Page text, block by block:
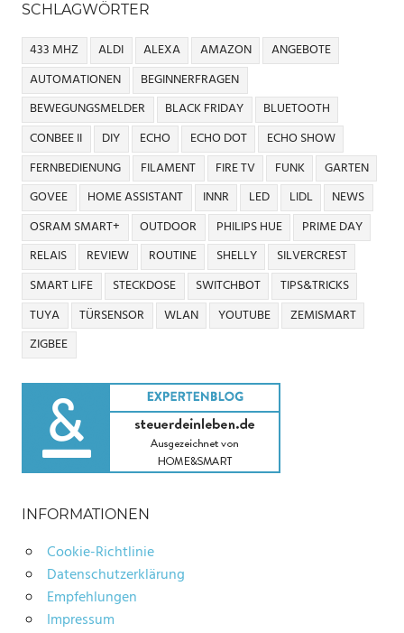
SCHLAGWÖRTER
433 MHZ ALDI ALEXA AMAZON
ANGEBOTE
AUTOMATIONEN
BEGINNERFRAGEN
BEWEGUNGSMELDER
BLACK FRIDAY
BLUETOOTH
CONBEE II
DIY ECHO ECHO DOT
ECHO SHOW
FERNBEDIENUNG
FILAMENT FIRE TV FUNK
GARTEN
GOVEE
HOME ASSISTANT INNR LED LIDL
NEWS
OSRAM SMART+
OUTDOOR PHILIPS HUE
PRIME DAY
RELAIS
REVIEW ROUTINE SHELLY
SILVERCREST
SMART LIFE
STECKDOSE SWITCHBOT
TIPS&TRICKS
TUYA
TÜRSENSOR WLAN YOUTUBE
ZEMISMART
ZIGBEE
INFORMATIONEN
Cookie-Richtlinie
Datenschutzerklärung
Empfehlungen
Impressum